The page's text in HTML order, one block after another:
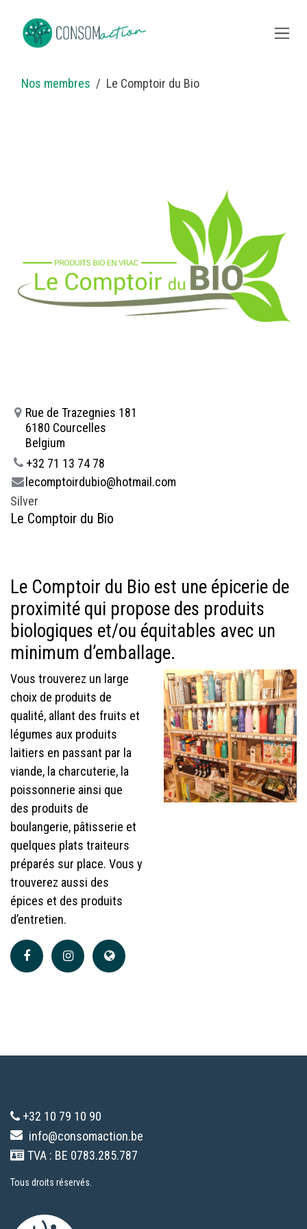
Nos membres Le Comptoir du Bio
Rue de Trazegnies 181
6180 Courcelles
Belgium
+32 71 13 74 78
lecomptoirdubio@hotmail.com
Silver
Le Comptoir du Bio
Le Comptoir du Bio est une épicerie de
proximité qui propose des produits
biologiques et/ou équitables avec un
minimum d’emballage.
Vous trouverez un large
choix de produits de
qualité, allant des fruits et
légumes aux produits
laitiers en passant par la
viande, la charcuterie, la
poissonnerie ainsi que
des produits de
boulangerie, pâtisserie et
quelques plats traiteurs
préparés sur place. Vous y
trouverez aussi des
épices et des produits
d’entretien.
+32 10 79 10 90
info@consomaction.be
TVA : BE 0783.285.787
Tous droits réservés.